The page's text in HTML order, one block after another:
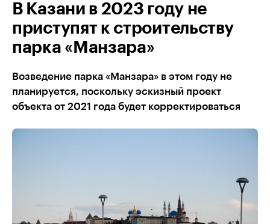
В Казани в 2023 году не
приступят к строительству
парка «Манзара»
Возведение парка «Манзара» в этом году не
планируется, поскольку эскизный проект
объекта от 2021 года будет корректироваться